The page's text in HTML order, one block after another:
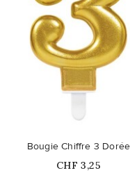
Bougie Chiffre 3 Dorée
Prix
CHF 3,25